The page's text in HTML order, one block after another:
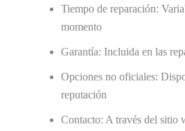
Tiempo de reparación:
momento
Garantía: Incluida en las
Opciones no oficiales:
reputación
Contacto: A través del sitio